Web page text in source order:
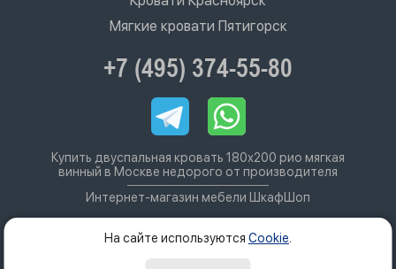
Мягкие кровати Пятигорск
+7 (495) 374-55-80
Купить двуспальная кровать 180х200 рио мягкая
винный в Москве недорого от производителя
Интернет-магазин мебели ШкафШоп
На сайте используются Cookie